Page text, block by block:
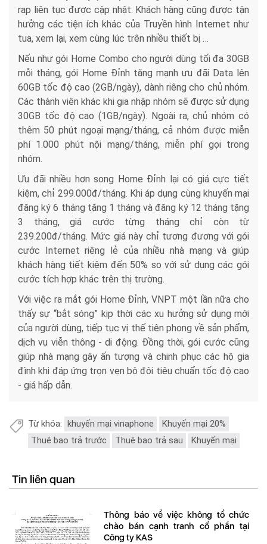
rạp liên tục được cập nhật. Khách hàng cũng được tận
hưởng các tiện ích khác của Truyền hình Internet như
tua, xem lại, xem cùng lúc trên nhiều thiết bị …
Nếu như gói Home Combo cho người dùng tối đa 30GB
mỗi tháng, gói Home Đỉnh tăng mạnh ưu đãi Data lên
60GB tốc độ cao (2GB/ngày), dành riêng cho chủ nhóm.
Các thành viên khác khi gia nhập nhóm sẽ được sử dụng
30GB tốc độ cao (1GB/ngày). Ngoài ra, chủ nhóm có
thêm 50 phút ngoại mạng/tháng, cả nhóm được miễn
phí 1.000 phút nội mạng/tháng, miễn phí gọi trong
nhóm.
Ưu đãi nhiều hơn song Home Đỉnh lại có giá cực tiết
kiệm, chỉ 299.000đ/tháng. Khi áp dụng cùng khuyến mại
đăng ký 6 tháng tặng 1 tháng và đăng ký 12 tháng tặng
3 tháng, giá cước từng tháng chỉ còn từ
239.200đ/tháng. Mức giá này chỉ tương đương với gói
cước Internet riêng lẻ của nhiều nhà mạng và giúp
khách hàng tiết kiệm đến 50% so với sử dụng các gói
cước tích hợp khác trên thị trường.
Với việc ra mắt gói Home Đỉnh, VNPT một lần nữa cho
thấy sự “bắt sóng” kịp thời các xu hưởng sử dụng mới
của người dùng, tiếp tục vị thế tiên phong về sản phẩm,
dịch vụ viễn thông - di động. Đồng thời, gói cước cũng
giúp nhà mạng gây ấn tượng và chinh phục các hộ gia
đình khi đáp ứng trọn vẹn bộ đôi tiêu chuẩn tốc độ cao
- giá hấp dẫn.
Từ khóa: khuyến mại vinaphone
Khuyến mại 20%
Thuê bao trả trước
Thuê bao trả sau Khuyến mại
Tin liên quan
Thông báo về việc không tổ chức
chào bán cạnh tranh cổ phần tại
Công ty KAS